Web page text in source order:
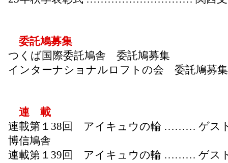
委託鳩募集
つくば国際委託鳩舎 委託鳩募集
インターナショナルロフトの会 委託鳩募集
連 載
連載第１38回 アイキュウの輪 ……… ゲス
博信鳩舎
連載第１39回 アイキュウの輪 ……… ゲス